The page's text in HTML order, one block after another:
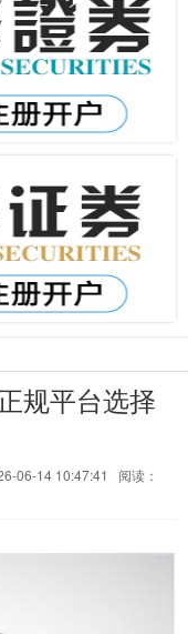
规平台选择
06-14 10:47:41
阅读：